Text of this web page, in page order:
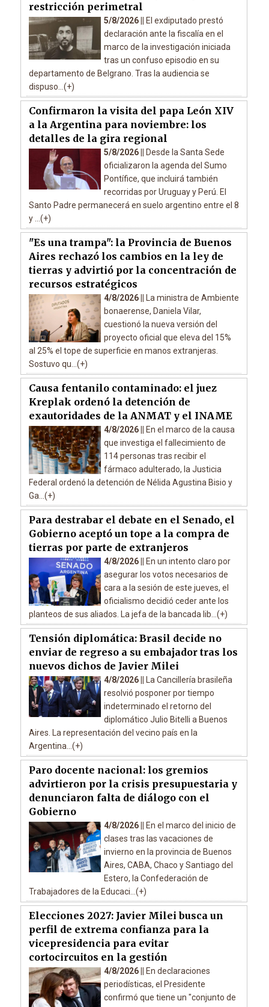
restricción perimetral
5/8/2026 ||
El exdiputado prestó
declaración ante la fiscalía en el
marco de la investigación iniciada
tras un confuso episodio en su
departamento de Belgrano. Tras la audiencia se
dispuso...(+)
Confirmaron la visita del papa León XIV
a la Argentina para noviembre: los
detalles de la gira regional
5/8/2026 ||
Desde la Santa Sede
oficializaron la agenda del Sumo
Pontífice, que incluirá también
recorridas por Uruguay y Perú. El
Santo Padre permanecerá en suelo argentino entre el 8
y ...(+)
"Es una trampa": la Provincia de Buenos
Aires rechazó los cambios en la ley de
tierras y advirtió por la concentración de
recursos estratégicos
4/8/2026 ||
La ministra de Ambiente
bonaerense, Daniela Vilar,
cuestionó la nueva versión del
proyecto oficial que eleva del 15%
al 25% el tope de superficie en manos extranjeras.
Sostuvo qu...(+)
Causa fentanilo contaminado: el juez
Kreplak ordenó la detención de
exautoridades de la ANMAT y el INAME
4/8/2026 ||
En el marco de la causa
que investiga el fallecimiento de
114 personas tras recibir el
fármaco adulterado, la Justicia
Federal ordenó la detención de Nélida Agustina Bisio y
Ga...(+)
Para destrabar el debate en el Senado, el
Gobierno aceptó un tope a la compra de
tierras por parte de extranjeros
4/8/2026 ||
En un intento claro por
asegurar los votos necesarios de
cara a la sesión de este jueves, el
oficialismo decidió ceder ante los
planteos de sus aliados. La jefa de la bancada lib...(+)
Tensión diplomática: Brasil decide no
enviar de regreso a su embajador tras los
nuevos dichos de Javier Milei
4/8/2026 ||
La Cancillería brasileña
resolvió posponer por tiempo
indeterminado el retorno del
diplomático Julio Bitelli a Buenos
Aires. La representación del vecino país en la
Argentina...(+)
Paro docente nacional: los gremios
advirtieron por la crisis presupuestaria y
denunciaron falta de diálogo con el
Gobierno
4/8/2026 ||
En el marco del inicio de
clases tras las vacaciones de
invierno en la provincia de Buenos
Aires, CABA, Chaco y Santiago del
Estero, la Confederación de
Trabajadores de la Educaci...(+)
Elecciones 2027: Javier Milei busca un
perfil de extrema confianza para la
vicepresidencia para evitar
cortocircuitos en la gestión
4/8/2026 ||
En declaraciones
periodísticas, el Presidente
confirmó que tiene un "conjunto de